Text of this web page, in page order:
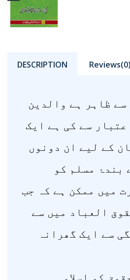
DESCRIPTION Reviews(0)
سے ظاہر ہے والدین
سے کی ہے ایک
کے لیے ان دونوں
بندۂ مسلم کو
میں ممکن ہے کہ جب
العباد میں سے
سے ایک گھرانہ
کو اسلامی